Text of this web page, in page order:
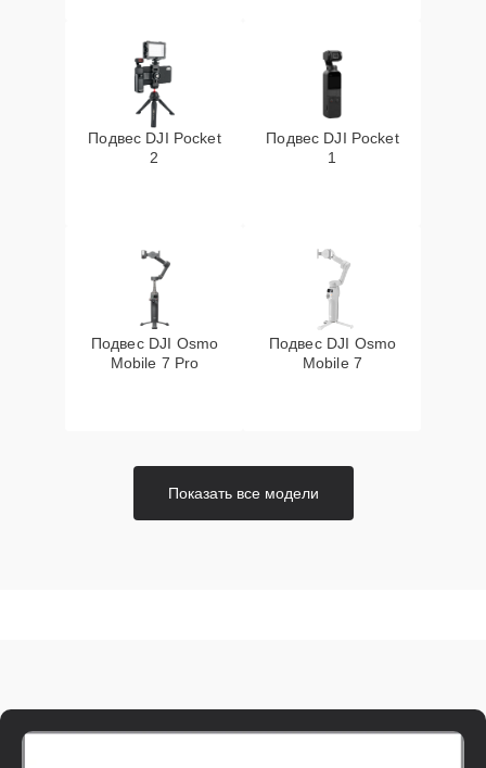
Подвес DJI Pocket
2
Подвес DJI Pocket
1
Подвес DJI Osmo
Mobile 7 Pro
Подвес DJI Osmo
Mobile 7
Показать все модели